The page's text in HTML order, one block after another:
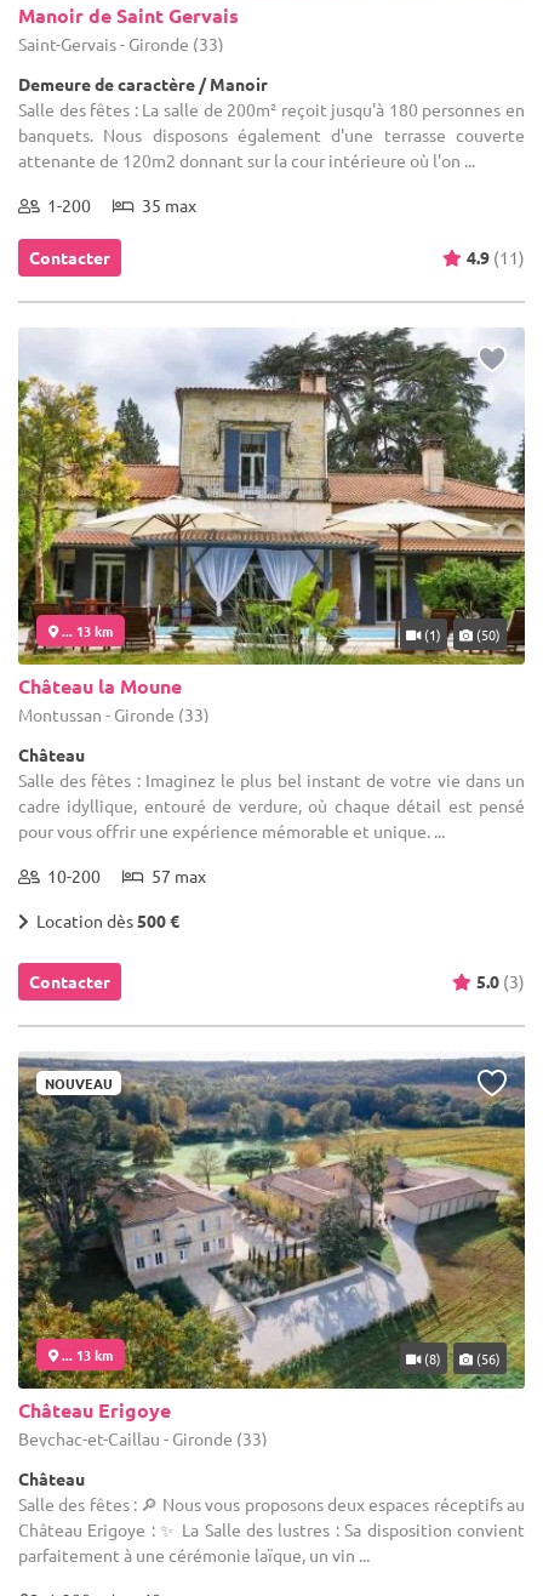
Manoir de Saint Gervais
Saint-Gervais - Gironde (33)
Demeure de caractère / Manoir
Salle des fêtes : La salle de 200m² reçoit jusqu'à 180 personnes en
banquets. Nous disposons également d'une terrasse couverte
attenante de 120m2 donnant sur la cour intérieure où l'on ...
1-200 35 max
Contacter 4.9 (11)
... 13 km (1) (50)
Château la Moune
Montussan - Gironde (33)
Château
Salle des fêtes : Imaginez le plus bel instant de votre vie dans un
cadre idyllique, entouré de verdure, où chaque détail est pensé
pour vous offrir une expérience mémorable et unique. ...
10-200 57 max
Location dès500 €
Contacter 5.0 (3)
NOUVEAU
... 13 km (8) (56)
Château Erigoye
Beychac-et-Caillau - Gironde (33)
Château
Salle des fêtes : 🔎 Nous vous proposons deux espaces réceptifs au
Château Erigoye : ✨ La Salle des lustres : Sa disposition convient
parfaitement à une cérémonie laïque, un vin ...